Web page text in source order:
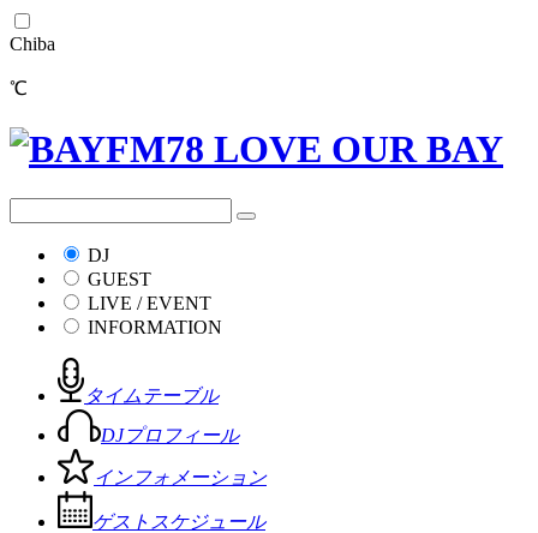
Chiba
℃
DJ
GUEST
LIVE / EVENT
INFORMATION
タイムテーブル
DJプロフィール
インフォメーション
ゲストスケジュール